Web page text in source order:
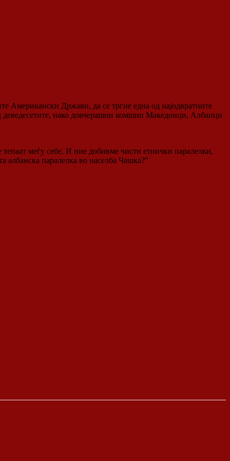
Американски Држави, да се тргне една од најодвратните
иако довчерашни комшии Македонци, Албанци
тепаат меѓу себе. И ние добивме чисти етнички паралелки,
албанска паралелка во населба Чашка?”